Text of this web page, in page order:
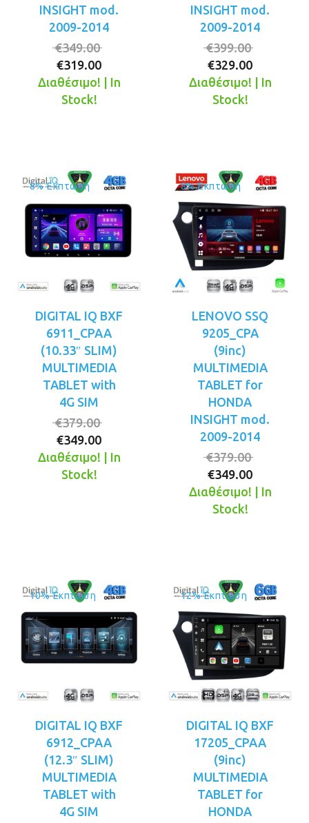
INSIGHT mod.
2009-2014
€349.00
was:
€319.00
τρέχουσα
Διαθέσιμο! | In
Stock!
INSIGHT mod.
2009-2014
€399.00
was:
€329.00
Διαθέσιμο! | In
Stock!
8% Έκπτωση
DIGITAL IQ BXF
6911_CPAA
(10.33″ SLIM)
MULTIMEDIA
TABLET with
4G SIM
€379.00
was:
€349.00
τρέχουσα
Διαθέσιμο! | In
Stock!
8% Έκπτωση
LENOVO SSQ
9205_CPA
(9inc)
MULTIMEDIA
TABLET for
HONDA
INSIGHT mod.
2009-2014
€379.00
was:
€349.00
Διαθέσιμο! | In
Stock!
10% Έκπτωση
DIGITAL IQ BXF
6912_CPAA
(12.3″ SLIM)
MULTIMEDIA
TABLET with
4G SIM
12% Έκπτωση
DIGITAL IQ BXF
17205_CPAA
(9inc)
MULTIMEDIA
TABLET for
HONDA